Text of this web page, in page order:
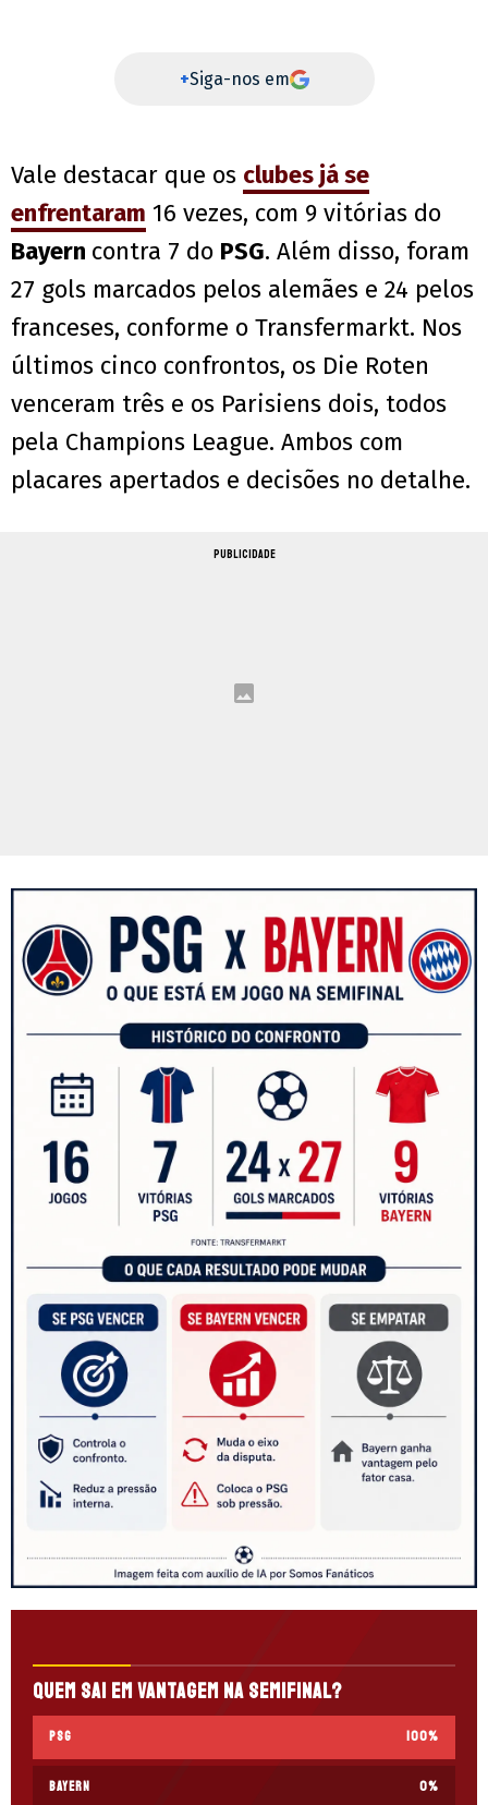
+Siga-nos em
Vale destacar que os clubes já se
enfrentaram 16 vezes, com 9 vitórias do
Bayern contra 7 do PSG. Além disso, foram
27 gols marcados pelos alemães e 24 pelos
franceses, conforme o Transfermarkt. Nos
últimos cinco confrontos, os Die Roten
venceram três e os Parisiens dois, todos
pela Champions League. Ambos com
placares apertados e decisões no detalhe.
PUBLICIDADE
Quem sai em vantagem na semifinal?
PSG 100%
Bayern 0%